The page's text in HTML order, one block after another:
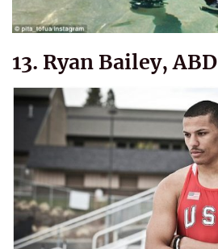
13. Ryan Bailey, ABD